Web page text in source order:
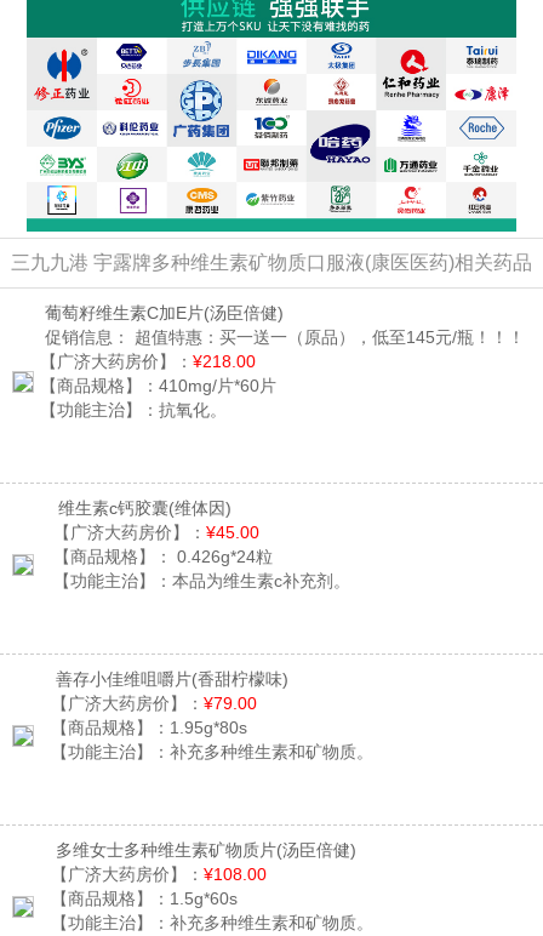
三九九港 宇露牌多种维生素矿物质口服液(康医医药)相关药品
葡萄籽维生素C加E片(汤臣倍健)
促销信息：
超值特惠：买一送一（原品），低至145元/瓶！！！
【广济大药房价】： ¥218.00
【商品规格】： 410mg/片*60片
【功能主治】： 抗氧化。
维生素c钙胶囊(维体因)
【广济大药房价】： ¥45.00
【商品规格】：
0.426g*24粒
【功能主治】： 本品为维生素c补充剂。
善存小佳维咀嚼片(香甜柠檬味)
【广济大药房价】： ¥79.00
【商品规格】： 1.95g*80s
【功能主治】： 补充多种维生素和矿物质。
多维女士多种维生素矿物质片(汤臣倍健)
【广济大药房价】： ¥108.00
【商品规格】： 1.5g*60s
【功能主治】： 补充多种维生素和矿物质。